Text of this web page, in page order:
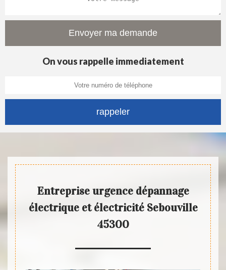
On vous rappelle immediatement
Entreprise urgence dépannage
électrique et électricité Sebouville
45300